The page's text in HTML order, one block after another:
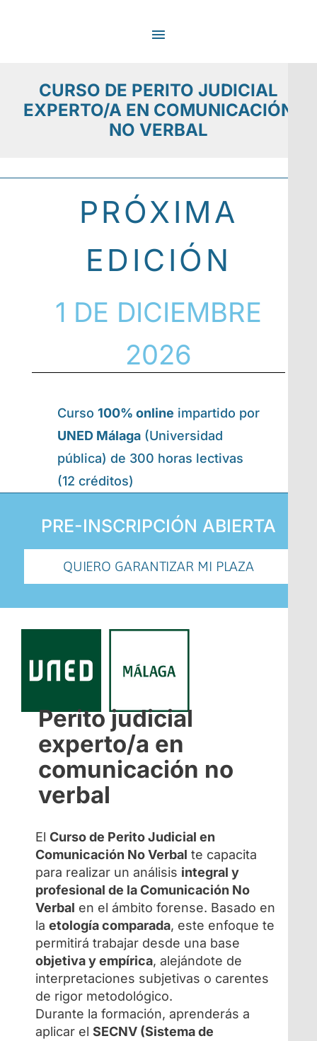
CURSO DE PERITO JUDICIAL
EXPERTO/A EN COMUNICACIÓN
NO VERBAL
PRÓXIMA
EDICIÓN
1 DE DICIEMBRE
2026
Curso 100% online impartido por
UNED Málaga(Universidad
pública) de 300 horas lectivas
(12 créditos)
PRE-INSCRIPCIÓN ABIERTA
QUIERO GARANTIZAR MI PLAZA
Perito judicial
experto/a en
comunicación no
verbal
ElCurso de Perito Judicial en
Comunicación No Verbal te capacita
para realizar un análisis integral y
profesional de la Comunicación No
Verbal en el ámbito forense. Basado en
laetología comparada, este enfoque te
permitirá trabajar desde una base
objetiva y empírica, alejándote de
interpretaciones subjetivas o carentes
de rigor metodológico.
Durante la formación, aprenderás a
aplicar elSECNV (Sistema de